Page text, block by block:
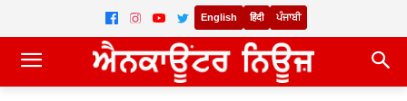
English हिंदी ਪੰਜਾਬੀ